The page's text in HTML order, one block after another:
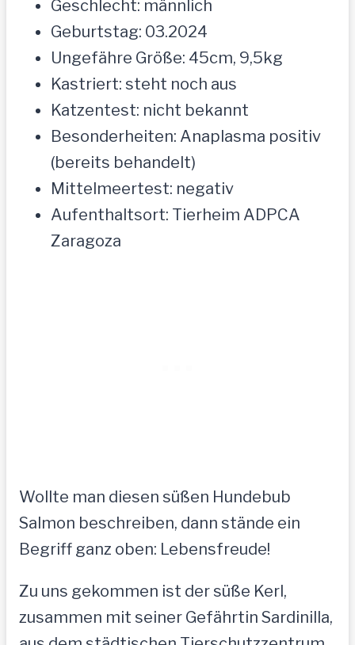
Geschlecht: männlich
Geburtstag: 03.2024
Ungefähre Größe: 45cm, 9,5kg
Kastriert: steht noch aus
Katzentest: nicht bekannt
Besonderheiten: Anaplasma positiv
(bereits behandelt)
Mittelmeertest: negativ
Aufenthaltsort: Tierheim ADPCA
Zaragoza
Wollte man diesen süßen Hundebub
Salmon beschreiben, dann stände ein
Begriff ganz oben: Lebensfreude!
Zu uns gekommen ist der süße Kerl,
zusammen mit seiner Gefährtin Sardinilla,